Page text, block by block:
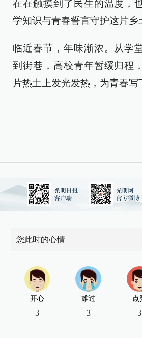
在在触摸到了民生的温度，
学知识与青春誓言守护这片乡
临近春节，年味渐浓。从学
到街巷，高校青年暂缓归程
片热土上发光发热，为青春写
您此时的心情
开心
3
难过
3
点
3